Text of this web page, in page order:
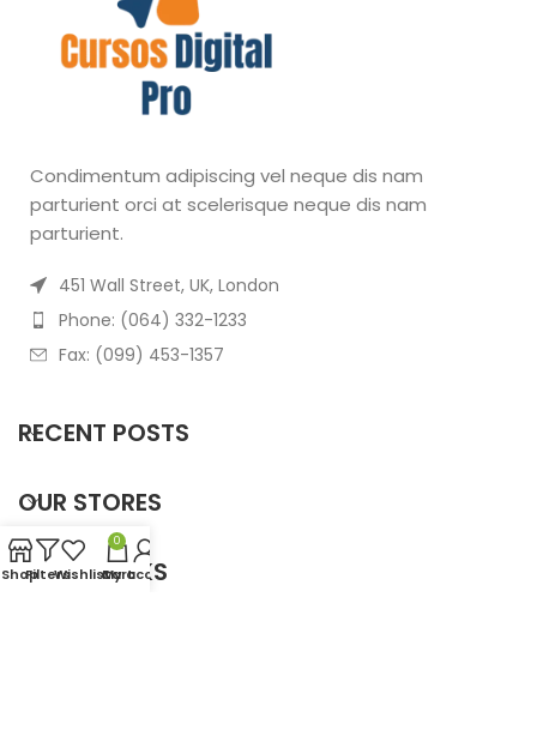
Condimentum adipiscing vel neque dis nam
parturient orci at scelerisque neque dis nam
parturient.
451 Wall Street, UK, London
Phone: (064) 332-1233
Fax: (099) 453-1357
RECENT POSTS
OUR STORES
USEFUL LINKS
ShopFiltersWishlist
0
Cart
My account